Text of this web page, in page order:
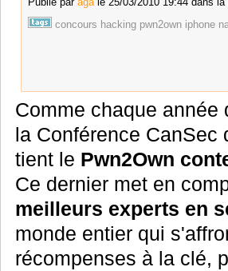
concours hacking pwn2own iphone
Comme chaque année
la Conférence CanSec
tient le Pwn2Own
Ce dernier met en
meilleurs experts en
monde entier qui
récompenses à la clé,